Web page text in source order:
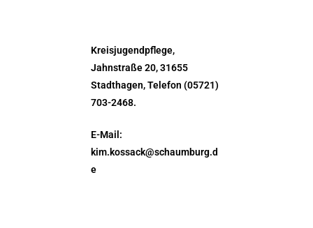
Kreisjugendpflege,
Jahnstraße 20, 31655
Stadthagen, Telefon (05721)
703-2468.
E-Mail:
kim.kossack@schaumburg.d
e